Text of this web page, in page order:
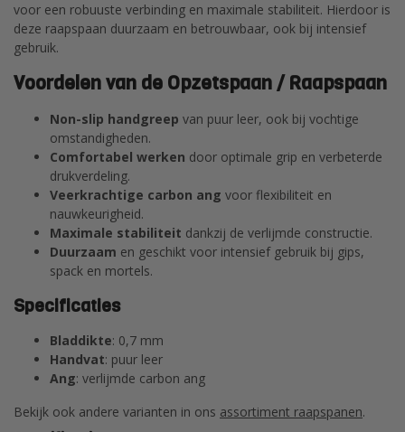
voor een robuuste verbinding en maximale stabiliteit. Hierdoor is
deze raapspaan duurzaam en betrouwbaar, ook bij intensief
gebruik.
Voordelen van de Opzetspaan / Raapspaan
Non-slip handgreep van puur leer, ook bij vochtige
omstandigheden.
Comfortabel werken door optimale grip en verbeterde
drukverdeling.
Veerkrachtige carbon ang voor flexibiliteit en
nauwkeurigheid.
Maximale stabiliteit dankzij de verlijmde constructie.
Duurzaam en geschikt voor intensief gebruik bij gips,
spack en mortels.
Specificaties
Bladdikte: 0,7 mm
Handvat: puur leer
Ang: verlijmde carbon ang
Bekijk ook andere varianten in ons assortiment raapspanen.